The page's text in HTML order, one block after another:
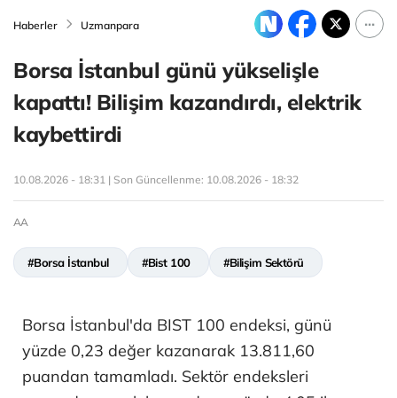
Haberler Uzmanpara
Borsa İstanbul günü yükselişle
kapattı! Bilişim kazandırdı, elektrik
kaybettirdi
10.08.2026 - 18:31 | Son Güncellenme: 10.08.2026 - 18:32
AA
#Borsa İstanbul #Bist 100 #Bilişim Sektörü
Borsa İstanbul'da BIST 100 endeksi, günü
yüzde 0,23 değer kazanarak 13.811,60
puandan tamamladı. Sektör endeksleri